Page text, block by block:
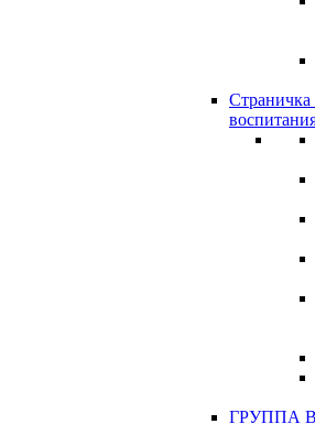
Страничка
ГРУППА